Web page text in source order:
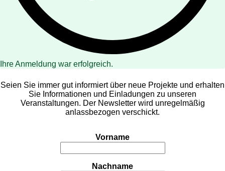
Ihre Anmeldung war erfolgreich.
Seien Sie immer gut informiert über neue Projekte und erhalten
Sie Informationen und Einladungen zu unseren
Veranstaltungen. Der Newsletter wird unregelmäßig
anlassbezogen verschickt.
Vorname
Nachname